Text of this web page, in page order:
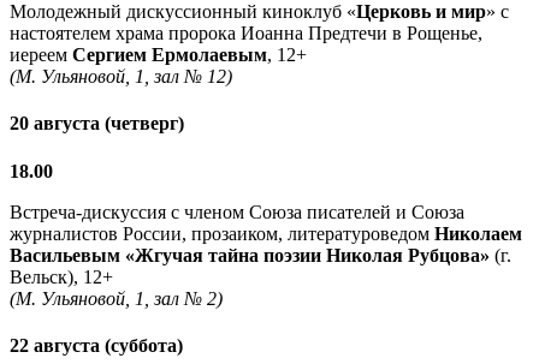
Молодежный дискуссионный киноклуб «Церковь и мир» с
настоятелем храма пророка Иоанна Предтечи в Рощенье,
иереем Сергием Ермолаевым, 12+
(М. Ульяновой, 1, зал № 12)
20 августа (четверг)
18.00
Встреча-дискуссия с членом Союза писателей и Союза
журналистов России, прозаиком, литературоведом Николаем
Васильевым «Жгучая тайна поэзии Николая Рубцова» (г.
Вельск), 12+
(М. Ульяновой, 1, зал № 2)
22 августа (суббота)